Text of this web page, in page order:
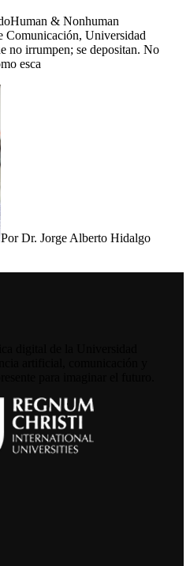
& Nonhuman
Comunicación, Universidad
no irrumpen; se depositan. No
esca
PorDr. Jorge Alberto Hidalgo